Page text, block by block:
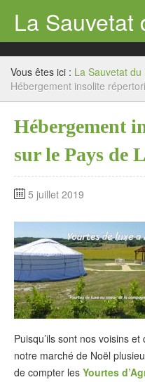
La Sauvetat
Accueil
Mairie
Archives
Agenda 2026
Contact
Vous êtes ici : La Sauvetat du
Hébergement insolite
Hébergement
sur le Pays de
5 juillet 2019
Puisqu’ils sont nos voisins
notre marché de Noël
de compter les Yourtes